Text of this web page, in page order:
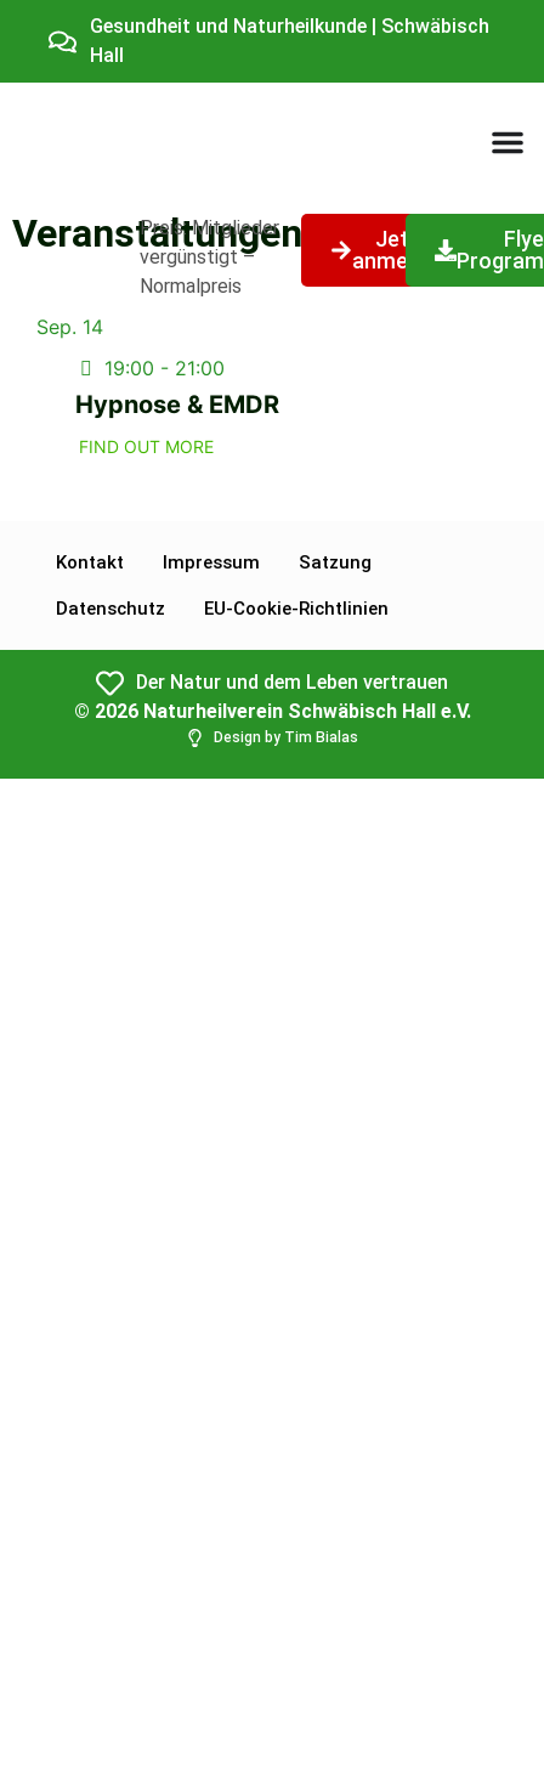
Gesundheit und Naturheilkunde | Schwäbisch
Hall
Veranstaltungen
Preis: Mitglieder
vergünstigt –
Normalpreis
Jetzt
anmelden
Sep. 14
19:00 - 21:00
Hypnose & EMDR
FIND OUT MORE
Kontakt Impressum Satzung
Datenschutz EU-Cookie-Richtlinien
Der Natur und dem Leben vertrauen
© 2026 Naturheilverein Schwäbisch Hall e.V.
Design by Tim Bialas